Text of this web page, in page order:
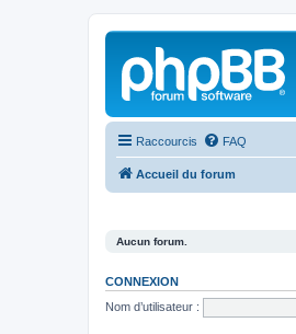
Raccourcis FAQ
Accueil du forum
Aucun forum.
CONNEXION
Nom d’utilisateur :